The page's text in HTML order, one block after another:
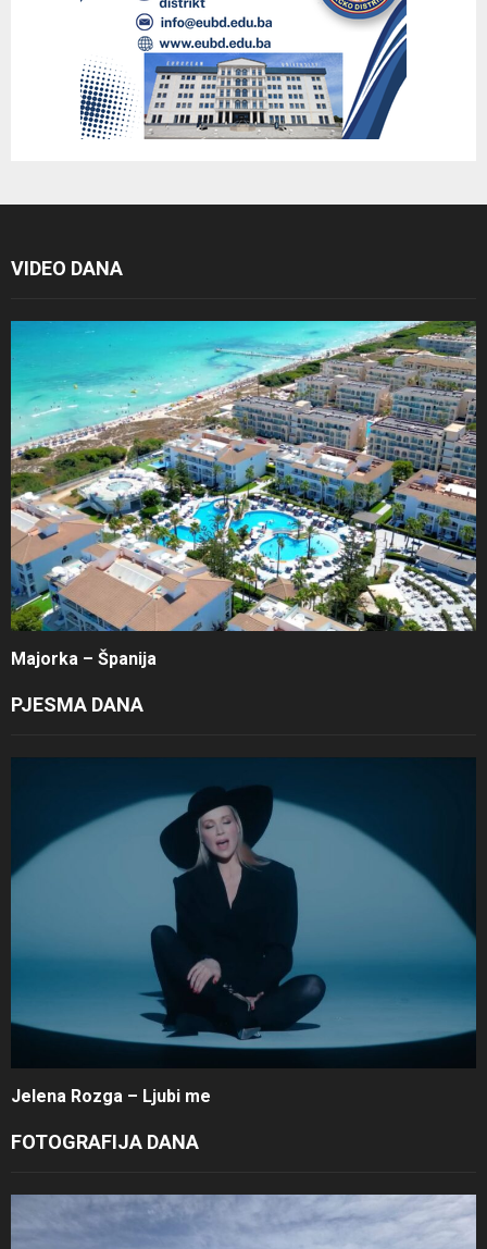
VIDEO DANA
Majorka – Španija
PJESMA DANA
Jelena Rozga – Ljubi me
FOTOGRAFIJA DANA